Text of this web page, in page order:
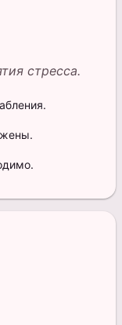
стресса.